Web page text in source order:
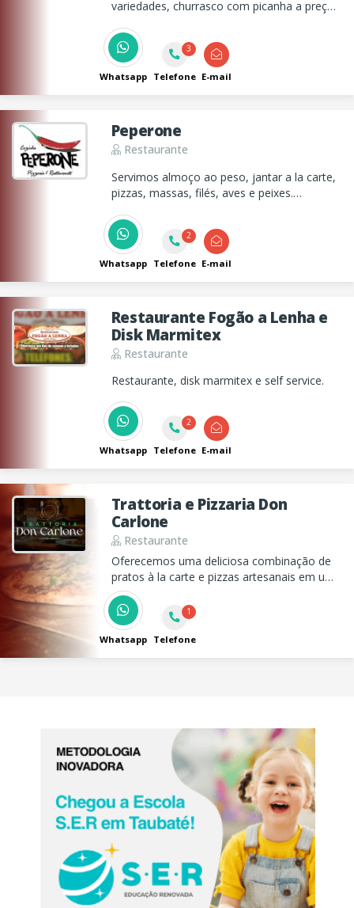
variedades, churrasco com picanha a preço
gratuito.
Whatsapp
3
Telefone E-mail
Peperone
Restaurante
Servimos almoço ao peso, jantar a la carte,
pizzas, massas, filés, aves e peixes.
livre.
Whatsapp
2
Telefone E-mail
Restaurante Fogão a Lenha e
Disk Marmitex
Restaurante
Restaurante, disk marmitex e self service.
Whatsapp
2
Telefone E-mail
Trattoria e Pizzaria Don
Carlone
Restaurante
Oferecemos uma deliciosa combinação de
pratos à la carte e pizzas artesanais em um
ambiente acolhedor e ingredientes frescos.
Venha nos conhecer ou peça através de
nosso Delivery.
Whatsapp
1
Telefone